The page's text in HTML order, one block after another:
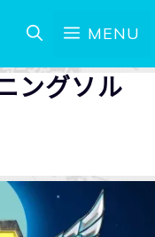
MENU
ングソル